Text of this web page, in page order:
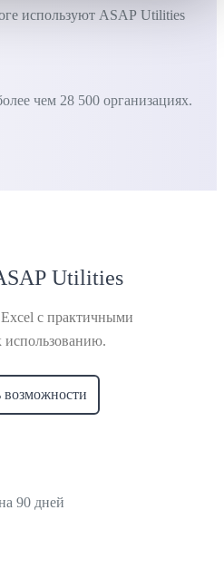
используют ASAP Utilities
чем 28 500 организациях.
Utilities
с практичными
возможности
90 дней